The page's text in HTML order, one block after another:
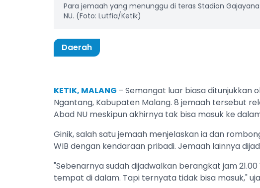
Para jemaah yang menunggu di teras Stadion
NU. (Foto: Lutfia/Ketik)
Daerah
KETIK, MALANG – Semangat luar biasa ditunjukkan
Ngantang, Kabupaten Malang. 8 jemaah tersebut
Abad NU meskipun akhirnya tak bisa masuk ke
Ginik, salah satu jemaah menjelaskan ia dan
WIB dengan kendaraan pribadi. Jemaah lainnya
"Sebenarnya sudah dijadwalkan berangkat jam
tempat di dalam. Tapi ternyata tidak bisa masuk,"